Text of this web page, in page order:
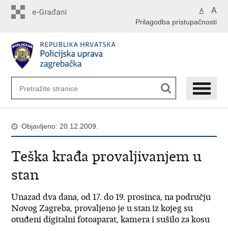
A A
Prilagodba pristupačnosti
Objavljeno: 20.12.2009.
Teška krađa provaljivanjem u
stan
Unazad dva dana, od 17. do 19. prosinca, na području
Novog Zagreba, provaljeno je u stan iz kojeg su
otuđeni digitalni fotoaparat, kamera i sušilo za kosu